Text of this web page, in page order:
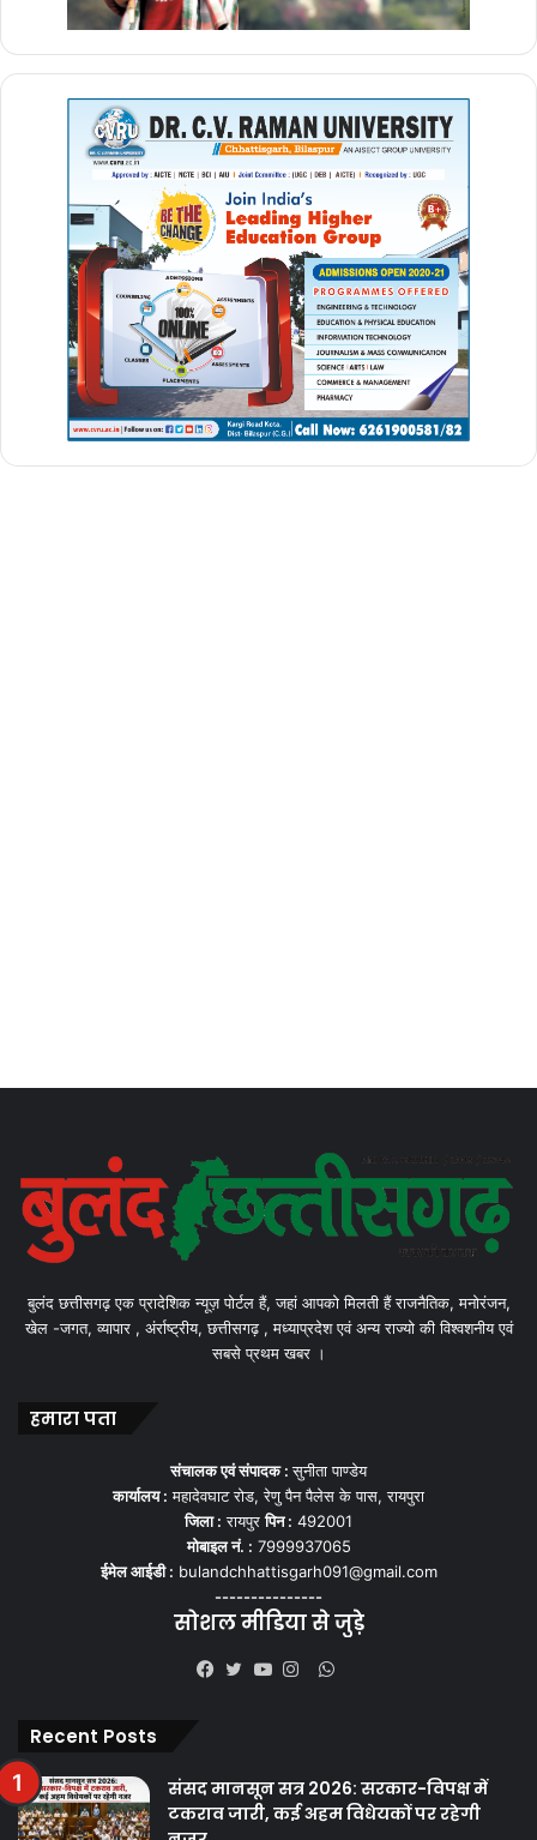
बुलंद छत्तीसगढ़ एक प्रादेशिक न्यूज़ पोर्टल हैं, जहां आपको मिलती हैं राजनैतिक, मनोरंजन,
खेल -जगत, व्यापार , अंर्राष्ट्रीय, छत्तीसगढ़ , मध्याप्रदेश एवं अन्य राज्यो की विश्वशनीय एवं
सबसे प्रथम खबर ।
हमारा पता
संचालक एवं संपादक :सुनीता पाण्डेय
कार्यालय : महादेवघाट रोड, रेणु पैन पैलेस के पास, रायपुरा
जिला : रायपुरपिन : 492001
मोबाइल नं. : 7999937065
ईमेल आईडी : bulandchhattisgarh091@gmail.com
---------------
सोशल मीडिया से जुड़े
WhatsApp
Recent Posts
संसद मानसून सत्र 2026: सरकार-विपक्ष में
टकराव जारी, कई अहम विधेयकों पर रहेगी